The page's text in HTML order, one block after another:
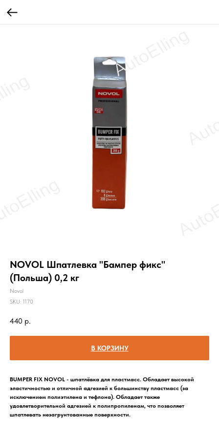
NOVOL Шпатлевка "Бампер фикс"
(Польша) 0,2 кг
Novol
SKU: 1170
440 р.
В КОРЗИНУ
BUMPER FIX NOVOL - шпатлёвка для пластмасс. Обладает высокой
эластичностью и отличной адгезией к большинству пластмасс (за
исключением полиэтилена и тефлона). Обладает также
удовлетворительной адгезией к полипропиленам, что позволяет
шпатлевать незагрунтованные поверхности.